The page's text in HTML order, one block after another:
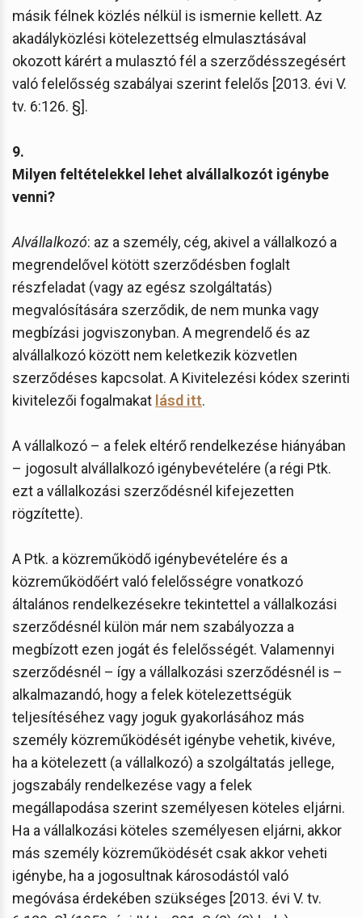
másik félnek közlés nélkül is ismernie kellett. Az
akadályközlési kötelezettség elmulasztásával
okozott kárért a mulasztó fél a szerződésszegésért
való felelősség szabályai szerint felelős [2013. évi V.
tv. 6:126. §].
9.
Milyen feltételekkel lehet alvállalkozót igénybe
venni?
Alvállalkozó: az a személy, cég, akivel a vállalkozó a
megrendelővel kötött szerződésben foglalt
részfeladat (vagy az egész szolgáltatás)
megvalósítására szerződik, de nem munka vagy
megbízási jogviszonyban. A megrendelő és az
alvállalkozó között nem keletkezik közvetlen
szerződéses kapcsolat. A Kivitelezési kódex szerinti
kivitelezői fogalmakat lásd itt.
A vállalkozó – a felek eltérő rendelkezése hiányában
– jogosult alvállalkozó igénybevételére (a régi Ptk.
ezt a vállalkozási szerződésnél kifejezetten
rögzítette).
A Ptk. a közreműködő igénybevételére és a
közreműködőért való felelősségre vonatkozó
általános rendelkezésekre tekintettel a vállalkozási
szerződésnél külön már nem szabályozza a
megbízott ezen jogát és felelősségét. Valamennyi
szerződésnél – így a vállalkozási szerződésnél is –
alkalmazandó, hogy a felek kötelezettségük
teljesítéséhez vagy joguk gyakorlásához más
személy közreműködését igénybe vehetik, kivéve,
ha a kötelezett (a vállalkozó) a szolgáltatás jellege,
jogszabály rendelkezése vagy a felek
megállapodása szerint személyesen köteles eljárni.
Ha a vállalkozási köteles személyesen eljárni, akkor
más személy közreműködését csak akkor veheti
igénybe, ha a jogosultnak károsodástól való
megóvása érdekében szükséges [2013. évi V. tv.